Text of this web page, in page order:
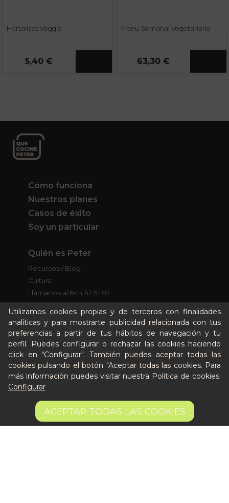
5,50 € AÑADIR A LA CESTA
Hortalizas Veggie
5,40 €
Menu Semanal Vegetariano
63,30 €
Utilizamos cookies propias y de terceros con finalidades
analíticas y para mostrarte publicidad relacionada con tus
preferencias a partir de tus hábitos de navegación y tu
perfil. Puedes configurar o rechazar las cookies haciendo
click en "Configurar". También puedes aceptar todas las
cookies pulsando el botón "Aceptar todas las cookies. Para
más información puedes visitar nuestra Política de cookies.
Configurar
ACEPTAR TODAS LAS COOKIES
Cómo funciona
Nuestros planes
Casos de éxito
Soy un particular
Quién es Peter
Recursos / Blog
Cultura
Llámanos al 644 52 51 02
Escríbenos al Whatsapp
Escríbenos al correo
De lunes a viernes de 8:30 a 14:00
Quiero ser partner de Peter